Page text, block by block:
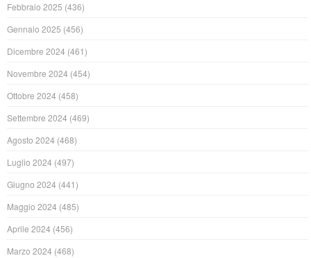
Febbraio 2025 (436)
Gennaio 2025 (456)
Dicembre 2024 (461)
Novembre 2024 (454)
Ottobre 2024 (458)
Settembre 2024 (469)
Agosto 2024 (468)
Luglio 2024 (497)
Giugno 2024 (441)
Maggio 2024 (485)
Aprile 2024 (456)
Marzo 2024 (468)